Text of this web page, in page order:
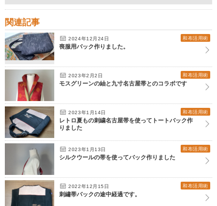
関連記事
2024年12月24日 和布活用術
喪服用バック作りました。
2023年2月2日 和布活用術
モスグリーンの紬と九寸名古屋帯とのコラボです
2023年1月14日 和布活用術
レトロ夏もの刺繍名古屋帯を使ってトートバック作
りました
2023年1月13日 和布活用術
シルクウールの帯を使ってバック作りました
2022年12月15日 和布活用術
刺繡帯バックの途中経過です。